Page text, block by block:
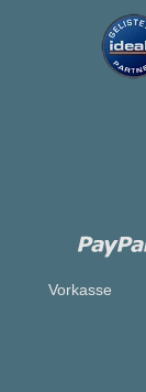
Vorkasse